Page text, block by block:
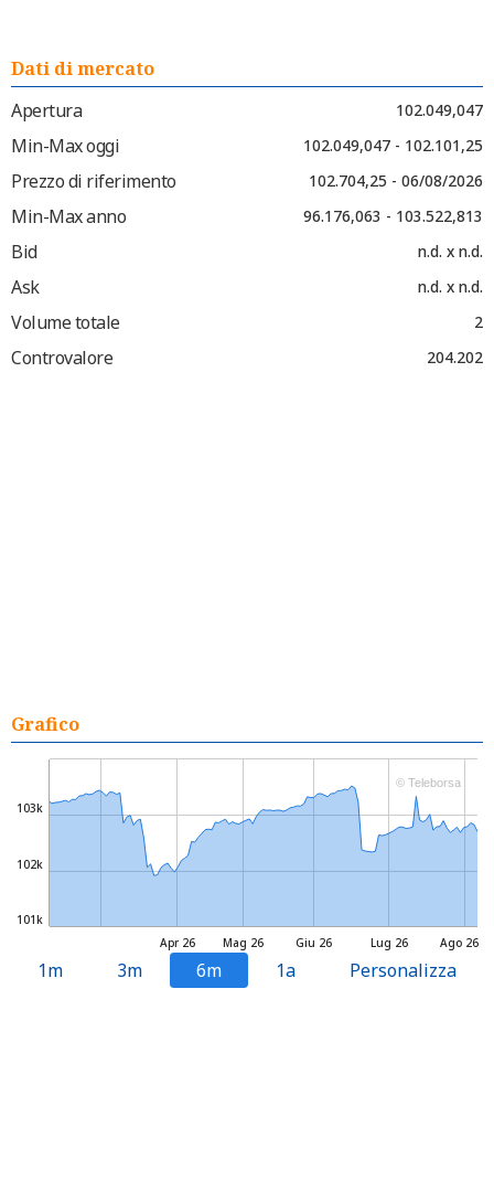
Dati di mercato
Apertura
102.049,047
Min-Max oggi 102.049,047 - 102.101,25
Prezzo di riferimento 102.704,25 - 06/08/2026
Min-Max anno 96.176,063 - 103.522,813
Bid n.d. x n.d.
Ask n.d. x n.d.
Volume totale 2
Controvalore 204.202
Grafico
Mag 26 Lug 26
Apr 26 Giu 26 Ago 26
101k
102k
103k
© Teleborsa
1m 3m 6m 1a Personalizza